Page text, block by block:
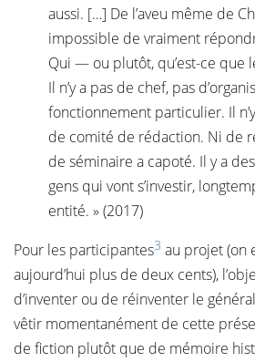
aussi. […] De l’aveu même de
impossible de vraiment
Qui — ou plutôt, qu’est-ce que
Il n’y a pas de chef, pas
fonctionnement particulier. Il
de comité de rédaction. Ni de
de séminaire a capoté. Il y a
gens qui vont s’investir,
entité. » (2017)
Pour les participantes3 au projet (on
aujourd’hui plus de deux cents),
d’inventer ou de réinventer le
vêtir momentanément de cette
de fiction plutôt que de mémoire